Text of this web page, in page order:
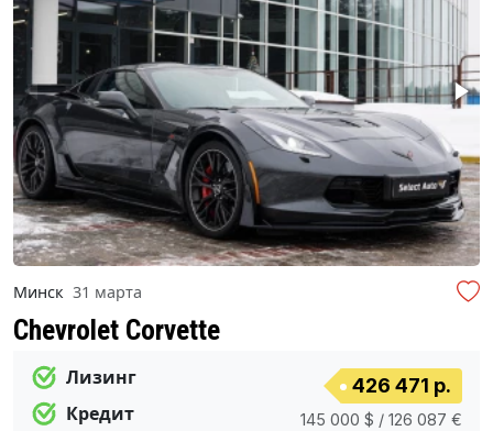
Минск 31 марта
Chevrolet Corvette
Лизинг
Кредит
426 471 р.
145 000 $ / 126 087 €